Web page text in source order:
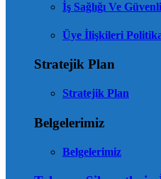
İş Sağlığı Ve
Üye İlişkileri
Stratejik Plan
Stratejik Plan
Belgelerimiz
Belgelerimiz